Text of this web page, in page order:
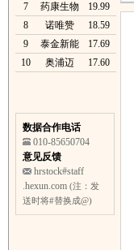
7
药康生物
19.99
8
诺唯赞
18.59
9
泰金新能
17.69
10
奥浦迈 17.60
数据合作电话
010-85650704
意见反馈
hrstock#staff
.hexun.com (注：发
送时将#替换成@)